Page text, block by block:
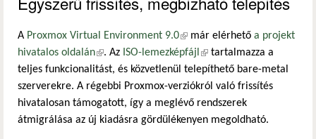
A Proxmox Virtual Environment 9.0(külső hivatkozás)
már elérhető a projekt
hivatalos oldalán(külső hivatkozás)
. Az ISO-lemezképfájl (külső hivatkozás)
tartalmazza a
teljes funkcionalitást, és közvetlenül telepíthető bare-metal
szerverekre. A régebbi Proxmox-verziókról való frissítés
hivatalosan támogatott, így a meglévő rendszerek
átmigrálása az új kiadásra gördülékenyen megoldható.